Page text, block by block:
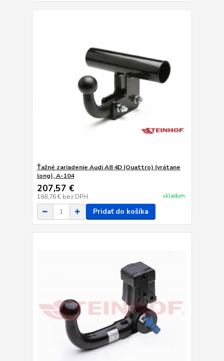
Ťažné zariadenie Audi A8 4D (Quattro) (vrátane
long), A-104
207,57 €
168,76 € bez DPH skladom
Pridať do košíka